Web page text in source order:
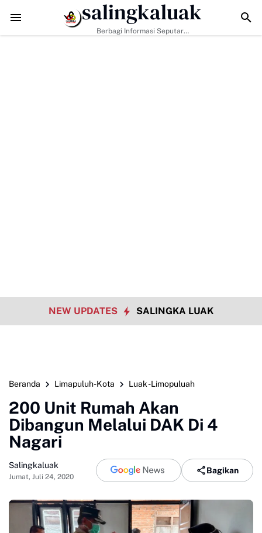
Data Sosial Jadi Kunci, Hj. Aida Dorong Nagari Aktif
salingkaluak
Berbagi Informasi Seputar
NEW UPDATES SALINGKA LUAK
Beranda Limapuluh-Kota Luak -Limopuluah
200 Unit Rumah Akan
Dibangun Melalui DAK Di 4
Nagari
Salingkaluak
Jumat, Juli 24, 2020
Bagikan